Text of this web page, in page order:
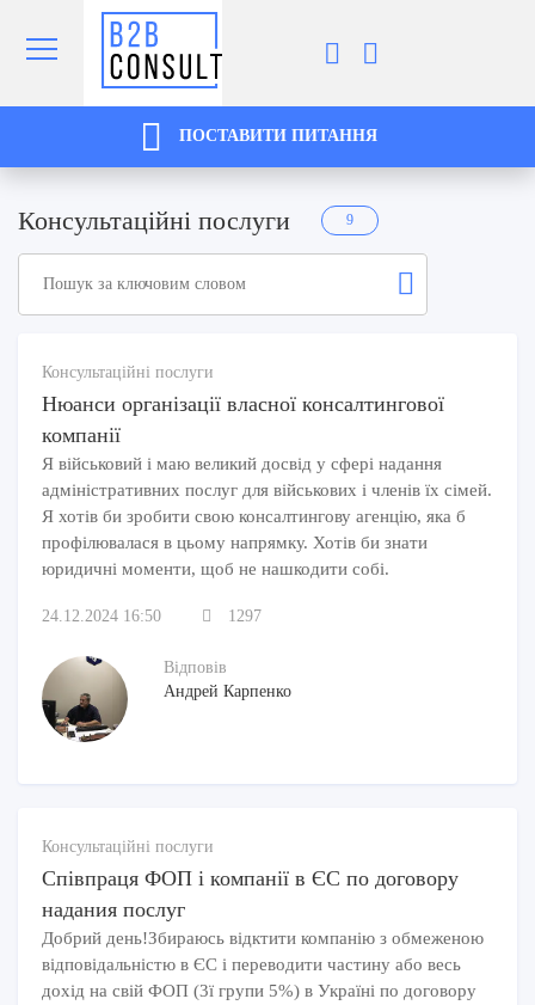
ПОСТАВИТИ ПИТАННЯ
Консультаційні послуги 9
Консультаційні послуги
Нюанси організації власної консалтингової
компанії
Я військовий і маю великий досвід у сфері надання
адміністративних послуг для військових і членів їх сімей.
Я хотів би зробити свою консалтингову агенцію, яка б
профілювалася в цьому напрямку. Хотів би знати
юридичні моменти, щоб не нашкодити собі.
24.12.2024 16:50 1297
Відповів
Андрей Карпенко
Консультаційні послуги
Співпраця ФОП і компанії в ЄС по договору
надания послуг
Добрий день!Збираюсь відктити компанію з обмеженою
відповідальністю в ЄС і переводити частину або весь
дохід на свій ФОП (3ї групи 5%) в Україні по договору